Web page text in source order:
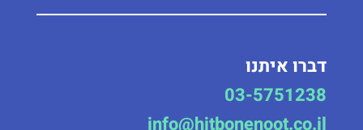
דברו איתנו
03-5751238
info@hitbonenoot.co.il